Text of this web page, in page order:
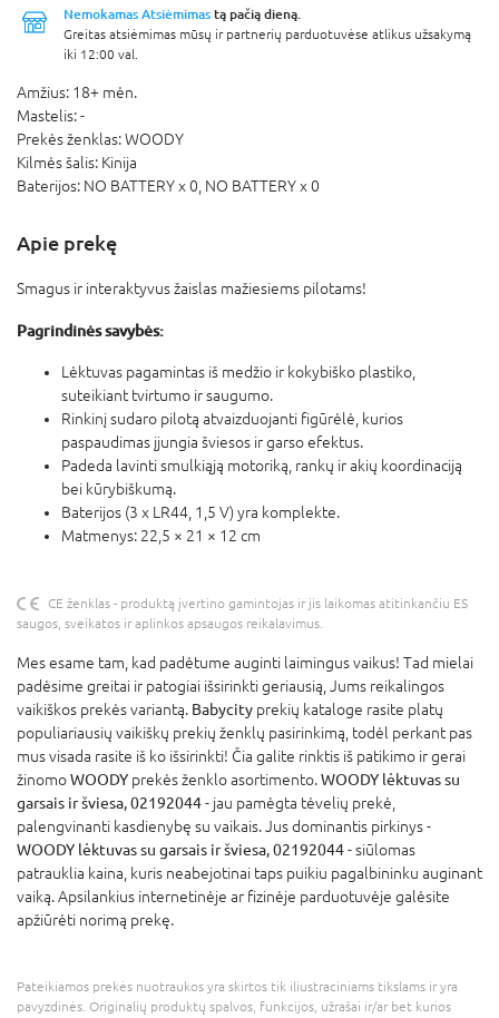
Nemokamas Atsiėmimas tą pačią dieną.
Greitas atsiėmimas mūsų ir partnerių parduotuvėse atlikus užsakymą
iki 12:00 val.
Amžius: 18+ mėn.
Mastelis:-
Prekės ženklas:WOODY
Kilmės šalis: Kinija
Baterijos: NO BATTERY x 0, NO BATTERY x 0
Apie prekę
Smagus ir interaktyvus žaislas mažiesiems pilotams!
Pagrindinės savybės:
Lėktuvas pagamintas iš medžio ir kokybiško plastiko,
suteikiant tvirtumo ir saugumo.
Rinkinį sudaro pilotą atvaizduojanti figūrėlė, kurios
paspaudimas įjungia šviesos ir garso efektus.
Padeda lavinti smulkiąją motoriką, rankų ir akių koordinaciją
bei kūrybiškumą.
Baterijos (3 x LR44, 1,5 V) yra komplekte.
Matmenys: 22,5 × 21 × 12 cm
CE ženklas - produktą įvertino gamintojas ir jis laikomas atitinkančiu ES
saugos, sveikatos ir aplinkos apsaugos reikalavimus.
Mes esame tam, kad padėtume auginti laimingus vaikus! Tad mielai
padėsime greitai ir patogiai išsirinkti geriausią, Jums reikalingos
vaikiškos prekės variantą. Babycity prekių kataloge rasite platų
populiariausių vaikiškų prekių ženklų pasirinkimą, todėl perkant pas
mus visada rasite iš ko išsirinkti! Čia galite rinktis iš patikimo ir gerai
žinomoWOODY prekės ženklo asortimento.WOODY lėktuvas su
garsais ir šviesa, 02192044- jau pamėgta tėvelių prekė,
palengvinanti kasdienybę su vaikais. Jus dominantis pirkinys -
WOODY lėktuvas su garsais ir šviesa, 02192044- siūlomas
patrauklia kaina, kuris neabejotinai taps puikiu pagalbininku auginant
vaiką. Apsilankius internetinėje ar fizinėje parduotuvėje galėsite
apžiūrėti norimą prekę.
Pateikiamos prekės nuotraukos yra skirtos tik iliustraciniams tikslams ir yra
pavyzdinės. Originalių produktų spalvos, funkcijos, užrašai ir/ar bet kurios